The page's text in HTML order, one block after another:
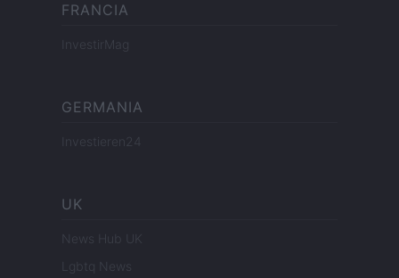
FRANCIA
InvestirMag
GERMANIA
Investieren24
UK
News Hub UK
Lgbtq News